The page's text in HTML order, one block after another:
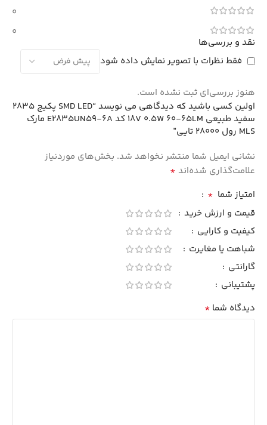
0
0
نقد و بررسی‌ها
فقط نظرات با تصویر نمایش داده شود
هنوز بررسی‌ای ثبت نشده است.
اولین کسی باشید که دیدگاهی می نویسد “SMD LED پکیج 2835
سفید طبیعی 18V 0.5W 60-65LM کد E2835UN59-6A مارک
MLS رول 28000 تایی”
نشانی ایمیل شما منتشر نخواهد شد. بخش‌های موردنیاز
علامت‌گذاری شده‌اند *
امتیاز شما *
قیمت و ارزش خرید
کیفیت و کارایی
شباهت یا مغایرت
گارانتی
پشتیبانی
دیدگاه شما *